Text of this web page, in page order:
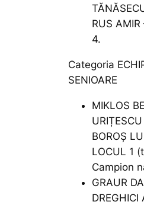
RUS
4.
Categoria
SENIOARE
MIKLOS
BOROȘ
LOCUL 1
Campion
GRAUR
DREGHICI